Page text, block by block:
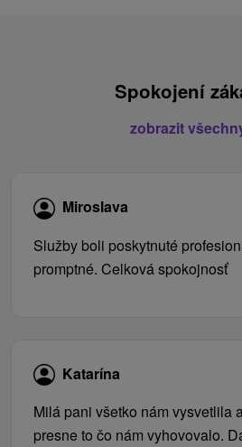
Spokojení
zobrazit
Miroslava
Služby boli poskytnuté
promptné. Celková spokojnosť
Katarína
Milá pani všetko nám vysvetlila
presne to čo nám vyhovovalo.